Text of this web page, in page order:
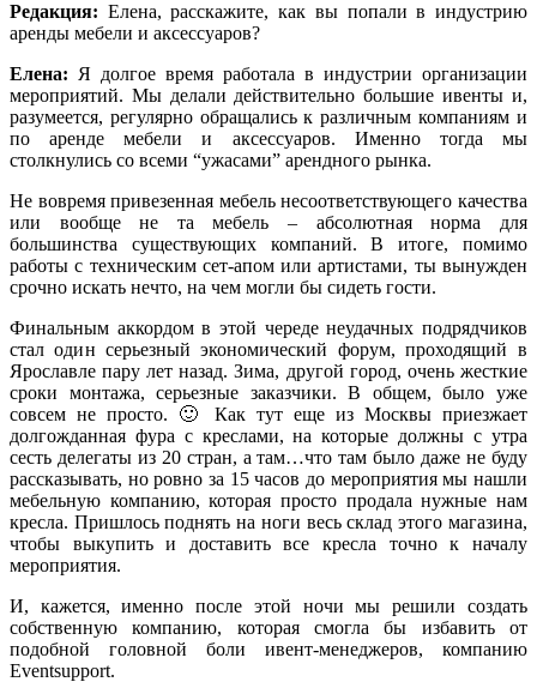
Редакция: Елена, расскажите, как вы попали в индустрию
аренды мебели и аксессуаров?
Елена: Я долгое время работала в индустрии организации
мероприятий. Мы делали действительно большие ивенты и,
разумеется, регулярно обращались к различным компаниям и
по аренде мебели и аксессуаров. Именно тогда мы
столкнулись со всеми “ужасами” арендного рынка.
Не вовремя привезенная мебель несоответствующего качества
или вообще не та мебель – абсолютная норма для
большинства существующих компаний. В итоге, помимо
работы с техническим сет-апом или артистами, ты вынужден
срочно искать нечто, на чем могли бы сидеть гости.
Финальным аккордом в этой череде неудачных подрядчиков
стал один серьезный экономический форум, проходящий в
Ярославле пару лет назад. Зима, другой город, очень жесткие
сроки монтажа, серьезные заказчики. В общем, было уже
совсем не просто. 🙂 Как тут еще из Москвы приезжает
долгожданная фура с креслами, на которые должны с утра
сесть делегаты из 20 стран, а там…что там было даже не буду
рассказывать, но ровно за 15 часов до мероприятия мы нашли
мебельную компанию, которая просто продала нужные нам
кресла. Пришлось поднять на ноги весь склад этого магазина,
чтобы выкупить и доставить все кресла точно к началу
мероприятия.
И, кажется, именно после этой ночи мы решили создать
собственную компанию, которая смогла бы избавить от
подобной головной боли ивент-менеджеров, компанию
Eventsupport.